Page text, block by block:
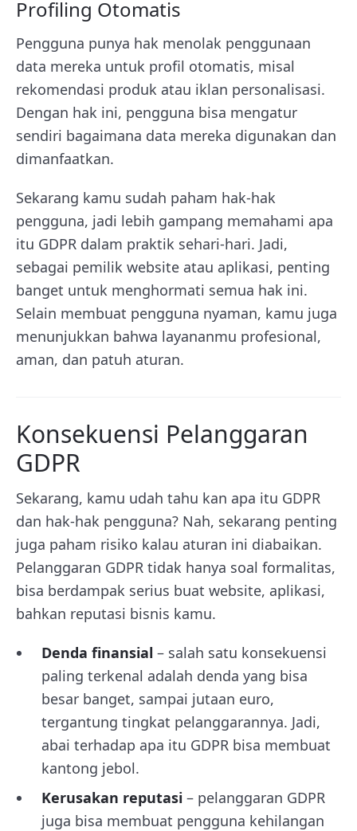
Profiling Otomatis
Pengguna punya hak menolak penggunaan
data mereka untuk profil otomatis, misal
rekomendasi produk atau iklan personalisasi.
Dengan hak ini, pengguna bisa mengatur
sendiri bagaimana data mereka digunakan dan
dimanfaatkan.
Sekarang kamu sudah paham hak-hak
pengguna, jadi lebih gampang memahami apa
itu GDPR dalam praktik sehari-hari. Jadi,
sebagai pemilik website atau aplikasi, penting
banget untuk menghormati semua hak ini.
Selain membuat pengguna nyaman, kamu juga
menunjukkan bahwa layananmu profesional,
aman, dan patuh aturan.
Konsekuensi Pelanggaran
GDPR
Sekarang, kamu udah tahu kan apa itu GDPR
dan hak-hak pengguna? Nah, sekarang penting
juga paham risiko kalau aturan ini diabaikan.
Pelanggaran GDPR tidak hanya soal formalitas,
bisa berdampak serius buat website, aplikasi,
bahkan reputasi bisnis kamu.
Denda finansial – salah satu konsekuensi
paling terkenal adalah denda yang bisa
besar banget, sampai jutaan euro,
tergantung tingkat pelanggarannya. Jadi,
abai terhadap apa itu GDPR bisa membuat
kantong jebol.
Kerusakan reputasi – pelanggaran GDPR
juga bisa membuat pengguna kehilangan